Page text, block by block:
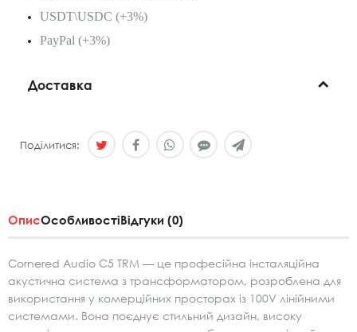
USDT\USDC (+3%)
PayPal (+3%)
Доставка
Поділитися:
ОписОсобливостіВідгуки (0)
Cornered Audio C5 TRM — це професійна інсталяційна
акустична система з трансформатором, розроблена для
використання у комерційних просторах із 100V лінійними
системами. Вона поєднує стильний дизайн, високу